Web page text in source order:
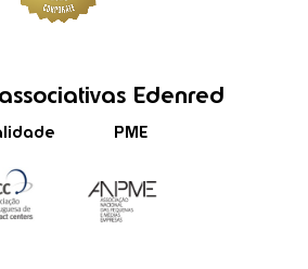
associativas Edenred
PME